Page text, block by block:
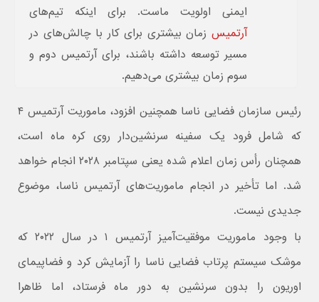
ایمنی اولویت ماست. برای اینکه تیم‌های
آرتمیس زمان بیشتری برای کار با چالش‌های در
مسیر توسعه داشته باشند، برای آرتمیس دوم و
سوم زمان بیشتری می‌دهیم.
رئیس سازمان فضایی ناسا همچنین افزود، ماموریت آرتمیس ۴
که شامل فرود یک سفینه سرنشین‌دار روی کره ماه است،
همچنان رأس زمان اعلام شده یعنی سپتامبر ۲۰۲۸ انجام خواهد
شد. اما تأخیر در انجام ماموریت‌های آرتمیس ناسا، موضوع
جدیدی نیست.
با وجود ماموریت موفقیت‌آمیز آرتمیس ۱ در سال ۲۰۲۲ که
موشک سیستم پرتاب فضایی ناسا را آزمایش کرد و فضاپیمای
اوریون را بدون سرنشین به دور ماه فرستاد، اما ظاهرا